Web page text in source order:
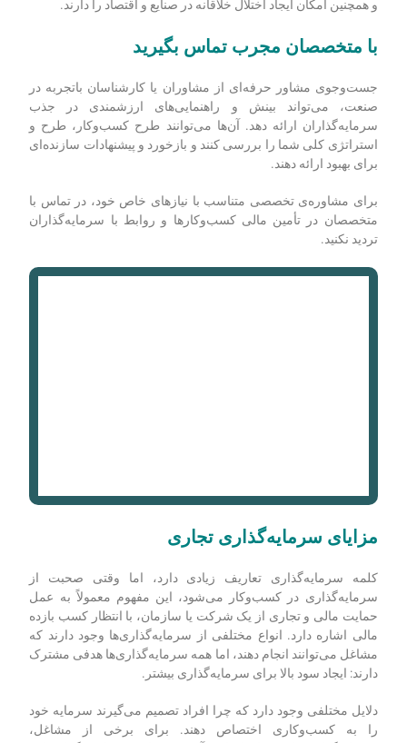
مانند اینکه چگونه نوسانات نرخ تورم، نرخ‌های بهره و مسائل مربوط
که در برخی بخش‌های خاص فعالیت می‌کنند، پتانسیل بهره‌مندی از
این کسب‌وکارها می‌توانند جذابیت سرمایه‌گذاری را داشته باشند؛
زیرا به سرمایه‌گذاران فرصت بیشتری برای افزایش بازدهی می‌دهند
و همچنین امکان ایجاد اختلال خلاقانه در صنایع و اقتصاد را دارند.
جست‌وجوی مشاور حرفه‌ای از مشاوران یا کارشناسان باتجربه در
صنعت، می‌تواند بینش و راهنمایی‌های ارزشمندی در جذب
استراتژی کلی شما را بررسی کنند و بازخورد و پیشنهادات سازنده‌ای
مزایای سرمایه‌گذاری تجاری
کلمه سرمایه‌گذاری تعاریف زیادی دارد، اما وقتی صحبت از
سرمایه‌گذاری در کسب‌وکار می‌شود، این مفهوم معمولاً به عمل